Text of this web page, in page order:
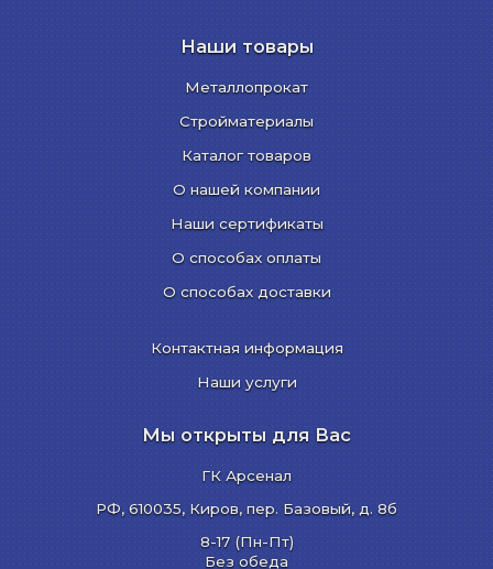
Наши товары
Металлопрокат
Стройматериалы
Каталог товаров
О нашей компании
Наши сертификаты
О способах оплаты
О способах доставки
Контактная информация
Наши услуги
Мы открыты для Вас
ГК Арсенал
РФ, 610035, Киров, пер. Базовый, д. 8б
8-17 (Пн-Пт)
Без обеда